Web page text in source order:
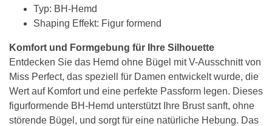
Typ: BH-Hemd
Shaping Effekt: Figur formend
Komfort und Formgebung für Ihre Silhouette
Entdecken Sie das Hemd ohne Bügel mit V-Ausschnitt von
Miss Perfect, das speziell für Damen entwickelt wurde, die
Wert auf Komfort und eine perfekte Passform legen. Dieses
figurformende BH-Hemd unterstützt Ihre Brust sanft, ohne
störende Bügel, und sorgt für eine natürliche Hebung. Das